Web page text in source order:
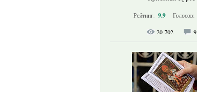
Рейтинг: 9.9 Голосов:
20 702 9